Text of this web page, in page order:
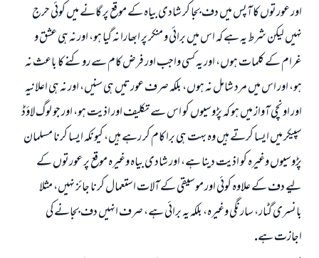
اور عورتوں كا آپس ميں دف بجا كر شادى بياہ كے موقع پر گانے ميں كوئى حرج
نہيں ليكن شرط يہ ہے كہ اس ميں برائى و منكر پر ابھارا نہ گيا ہو، اور نہ ہى عشق و
غرام كے كلمات ہوں، اور يہ كسى واجب اور فرض كام سے روكنے كا باعث نہ
ہو، اور اس ميں مرد شامل نہ ہوں، بلكہ صرف عورتيں ہى سنيں، اور نہ ہى اعلانيہ
اور اونچى آواز ميں ہو كہ پڑوسيوں كو اس سے تكليف اور اذيت ہو، اور جو لوگ لاؤڈ
سپيكر ميں ايسا كرتے ہيں وہ بہت ہى برا كام كر رہے ہيں، كيونكہ ايسا كرنا مسلمان
پڑوسيوں وغيرہ كو اذيت دينا ہے، اور شادى بياہ وغيرہ موقع پر عورتوں كے
ليے دف كے علاوہ كوئى اور موسيقى كے آلات استعمال كرنا جائز نہيں، مثلا
بانسرى گٹار، سارنگى وغيرہ، بلكہ يہ برائى ہے، صرف انہيں دف بجانے كى
اجازت ہے.